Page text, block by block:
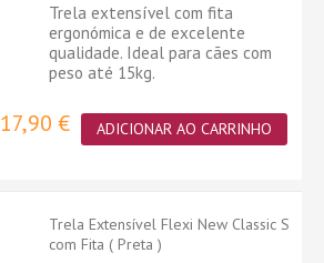
Trela extensível com fita
ergonómica e de excelente
qualidade. Ideal para cães com
peso até 15kg.
17,90 € ADICIONAR AO CARRINHO
Trela Extensível Flexi New Classic S
com Fita ( Preta )